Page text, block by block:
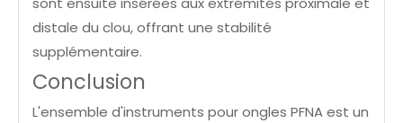
distale du clou, offrant une stabilité
supplémentaire.
Conclusion
L'ensemble d'instruments pour ongles PFNA est un